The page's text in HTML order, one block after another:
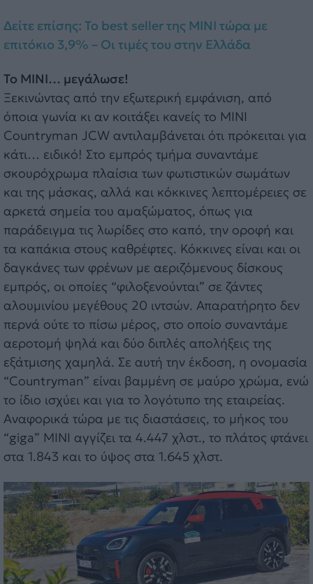
Δείτε επίσης: Το best seller της MINI τώρα με
επιτόκιο 3,9% – Οι τιμές του στην Ελλάδα
Το MINI… μεγάλωσε!
Ξεκινώντας από την εξωτερική εμφάνιση, από
όποια γωνία κι αν κοιτάξει κανείς το MINI
Countryman JCW αντιλαμβάνεται ότι πρόκειται για
κάτι… ειδικό! Στο εμπρός τμήμα συναντάμε
σκουρόχρωμα πλαίσια των φωτιστικών σωμάτων
και της μάσκας, αλλά και κόκκινες λεπτομέρειες σε
αρκετά σημεία του αμαξώματος, όπως για
παράδειγμα τις λωρίδες στο καπό, την οροφή και
τα καπάκια στους καθρέφτες. Κόκκινες είναι και οι
δαγκάνες των φρένων με αεριζόμενους δίσκους
εμπρός, οι οποίες “φιλοξενούνται” σε ζάντες
αλουμινίου μεγέθους 20 ιντσών. Απαρατήρητο δεν
περνά ούτε το πίσω μέρος, στο οποίο συναντάμε
αεροτομή ψηλά και δύο διπλές απολήξεις της
εξάτμισης χαμηλά. Σε αυτή την έκδοση, η ονομασία
“Countryman” είναι βαμμένη σε μαύρο χρώμα, ενώ
το ίδιο ισχύει και για το λογότυπο της εταιρείας.
Αναφορικά τώρα με τις διαστάσεις, το μήκος του
“giga” MINI αγγίζει τα 4.447 χλστ., το πλάτος φτάνει
στα 1.843 και το ύψος στα 1.645 χλστ.